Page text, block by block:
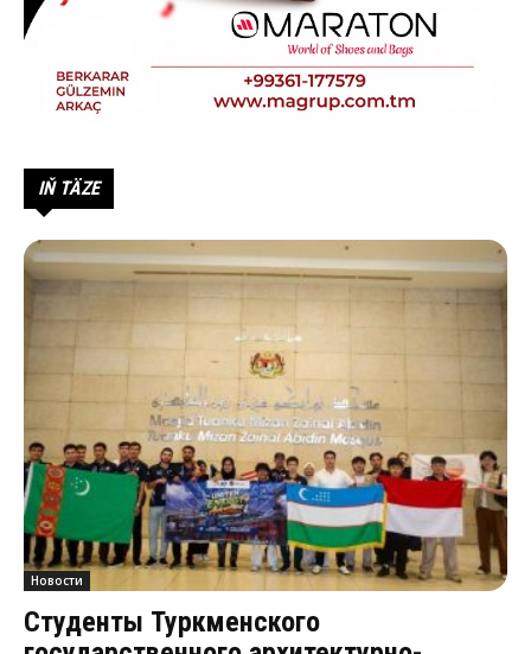
IŇ TÄZE
Новости
Студенты Туркменского